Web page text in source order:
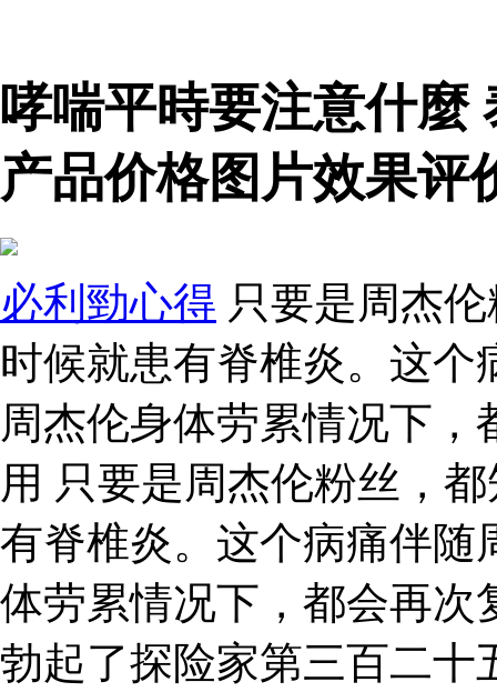
哮喘平時要注意什麼
产品价格图片效果评
必利勁心得 只要是周杰
时候就患有脊椎炎。这
周杰伦身体劳累情况下
用 只要是周杰伦粉丝，
有脊椎炎。这个病痛伴随
体劳累情况下，都会再次
勃起了探险家第三百二十